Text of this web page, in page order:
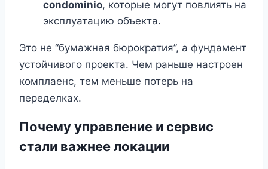
condominio, которые могут повлиять на
эксплуатацию объекта.
Это не “бумажная бюрократия”, а фундамент
устойчивого проекта. Чем раньше настроен
комплаенс, тем меньше потерь на
переделках.
Почему управление и сервис
стали важнее локации